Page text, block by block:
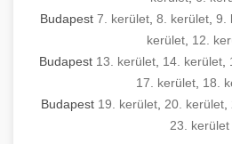
Budapest 7. kerület, 8. kerület, 9.
kerület 12.
Budapest 13. kerület 14. kerület
17. kerület 18.
Budapest 19. kerület 20. kerület
23. kerület